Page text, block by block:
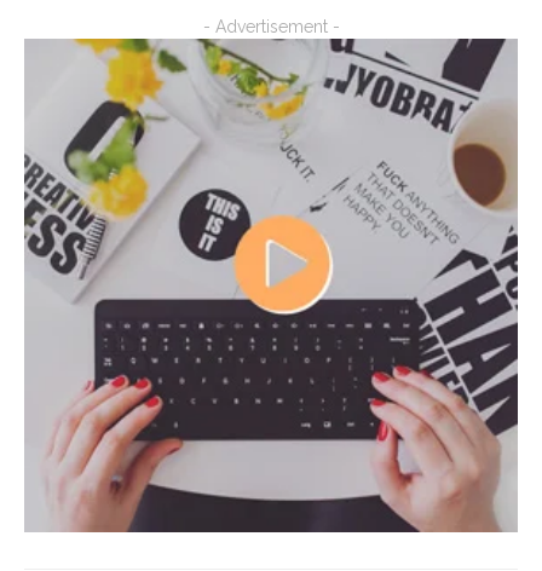
- Advertisement -